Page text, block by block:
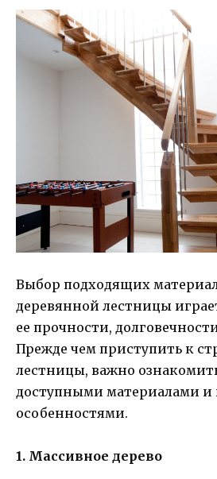
Выбор подходящих
деревянной лестницы
ее прочности,
Прежде чем приступить к
лестницы, важно
доступными материалами и
особенностями.
1. Массивное дерево